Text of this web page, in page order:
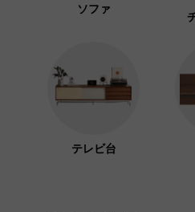
ソファ
テレビ台